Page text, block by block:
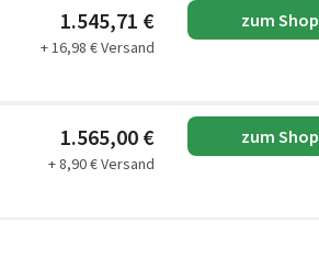
1.545,71 €
+ 16,98 € Versand
zum Shop
1.565,00 €
+ 8,90 € Versand
zum Shop